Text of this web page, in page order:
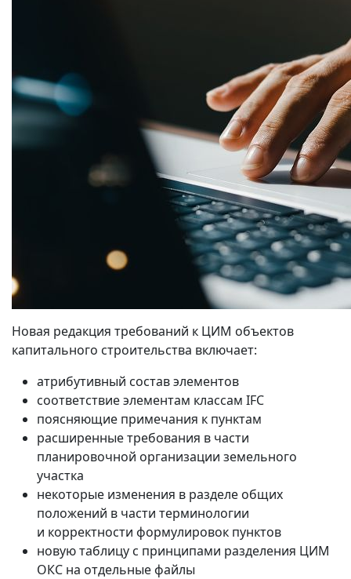
Новая редакция требований к ЦИМ объектов
капитального строительства включает:
атрибутивный состав элементов
соответствие элементам классам IFC
поясняющие примечания к пунктам
расширенные требования в части
планировочной организации земельного
участка
некоторые изменения в разделе общих
положений в части терминологии
и корректности формулировок пунктов
новую таблицу с принципами разделения ЦИМ
ОКС на отдельные файлы